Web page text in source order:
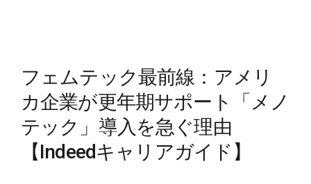
フェムテック最前線：アメリ
カ企業が更年期サポート「メノ
テック」導入を急ぐ理由
【Indeedキャリアガイド】